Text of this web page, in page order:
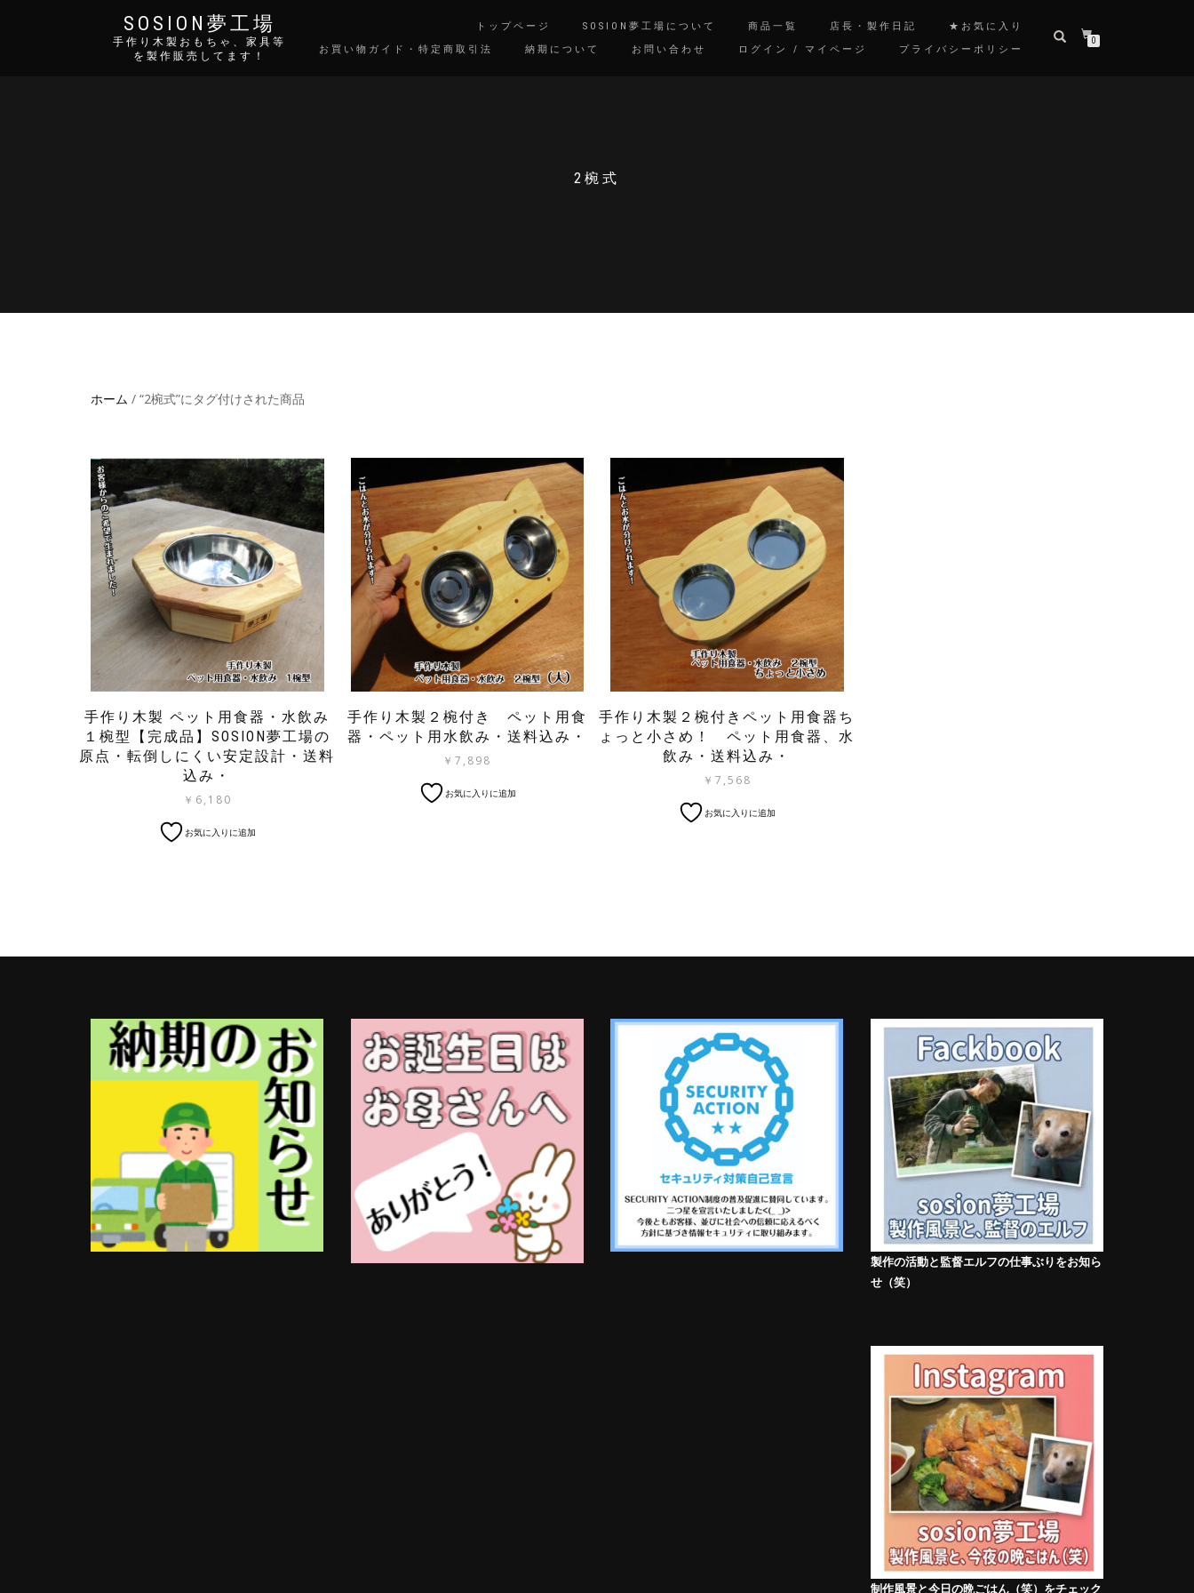
SOSION夢工場
手作り木製おもちゃ、家具等
を製作販売してます！
トップページ SOSION夢工場について 商品一覧 店長・製作日記
★お気に入り
お買い物ガイド・特定商取引法
納期について お問い合わせ ログイン / マイページ プライバシーポリシー
0
2椀式
ホーム / “2椀式”にタグ付けされた商品
手作り木製 ペット用食器・水飲み
１椀型【完成品】SOSION夢工場の
原点・転倒しにくい安定設計・送料
込み・
￥ 6,180
お気に入りに追加
手作り木製２椀付き ペット用食
器・ペット用水飲み・送料込み・
￥7,898
お気に入りに追加
手作り木製２椀付きペット用食器ち
ょっと小さめ！ ペット用食器、水
飲み・送料込み・
￥ 7,568
お気に入りに追加
製作の活動と監督エルフの仕事ぶりをお知ら
せ（笑）
制作風景と今日の晩ごはん（笑）をチェック